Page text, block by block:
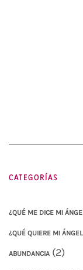
CATEGORÍAS
¿QUÉ ME DICE MI
¿QUÉ QUIERE MI
ABUNDANCIA (2)